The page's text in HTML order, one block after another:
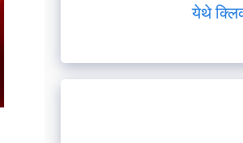
येथे